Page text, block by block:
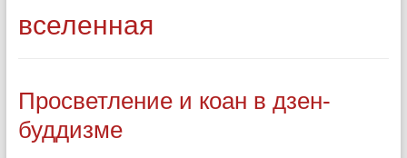
вселенная
Просветление и коан в дзен-
буддизме